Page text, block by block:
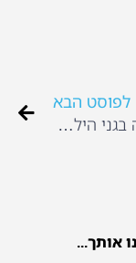
לפוסט הבא
ראש השנה בגני הילדים
אותך...